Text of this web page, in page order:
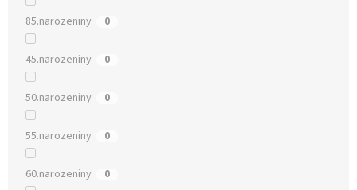
85.narozeniny 0
45.narozeniny 0
50.narozeniny 0
55.narozeniny 0
60.narozeniny 0